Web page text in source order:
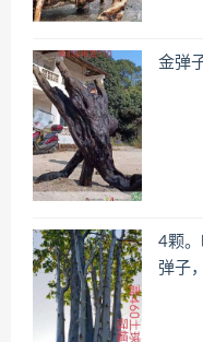
金弹
4颗
弹子